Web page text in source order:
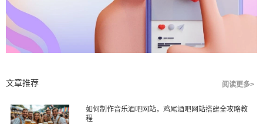
文章推荐 阅读更多>
如何制作音乐酒吧网站，鸡尾酒吧网站搭建全攻略教
程